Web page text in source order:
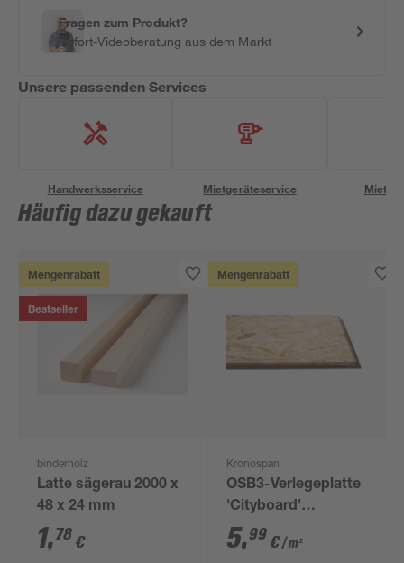
Fragen zum Produkt?
Sofort-Videoberatung aus dem Markt
Unsere passenden Services
Handwerksservice Mietgeräteservice
Häufig dazu gekauft
Mengenrabatt
Bestseller
binderholz
Latte sägerau 2000 x
48 x 24 mm
1,78 €
Mengenrabatt
Kronospan
OSB3-Verlegeplatte
'Cityboard'
ungeschliffen 1690 x
634 x 12 mm
5,99 €/ m²